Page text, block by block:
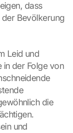
dass
Bevölkerung
Leid und
in der Folge von
die
und